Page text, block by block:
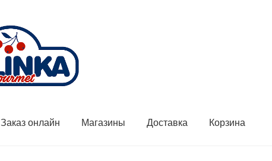
Заказ онлайн Магазины Доставка Корзина